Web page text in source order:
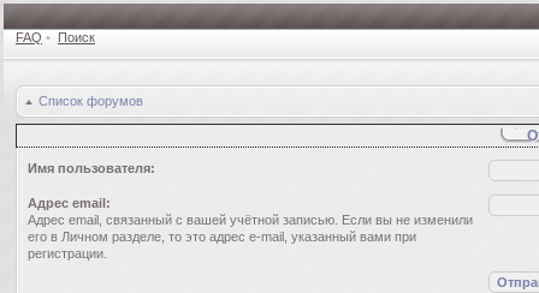
FAQ • Поиск
Список форумов
Имя пользователя:
Адрес email:
Адрес email, связанный с вашей учётной записью. Если вы не изменили
его в Личном разделе, то это адрес e-mail, указанный вами при
регистрации.